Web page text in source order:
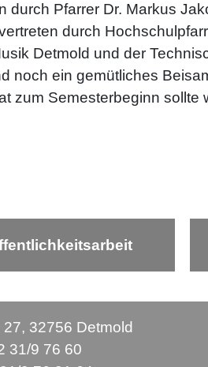
durch Pfarrer Dr. Markus
durch
Detmold und der
noch ein gemütliches
zum Semesterbeginn sollte
32756 Detmold
31/9 76 60